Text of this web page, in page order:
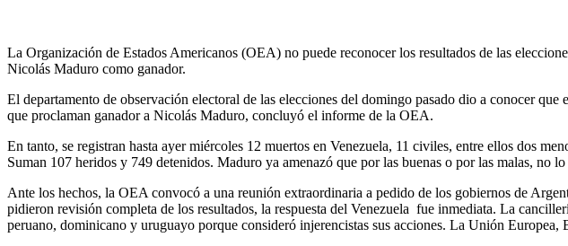
La Organización de Estados Americanos (OEA) no puede reconocer los resultados de las
Nicolás Maduro como ganador.
El departamento de observación electoral de las elecciones del domingo pasado dio a conocer
que proclaman ganador a Nicolás Maduro, concluyó el informe de la OEA.
En tanto, se registran hasta ayer miércoles 12 muertos en Venezuela, 11 civiles, entre ellos dos
Suman 107 heridos y 749 detenidos. Maduro ya amenazó que por las buenas o por las malas, no lo
Ante los hechos, la OEA convocó a una reunión extraordinaria a pedido de los gobiernos de
pidieron revisión completa de los resultados, la respuesta del Venezuela fue inmediata. La
peruano, dominicano y uruguayo porque consideró injerencistas sus acciones. La Unión